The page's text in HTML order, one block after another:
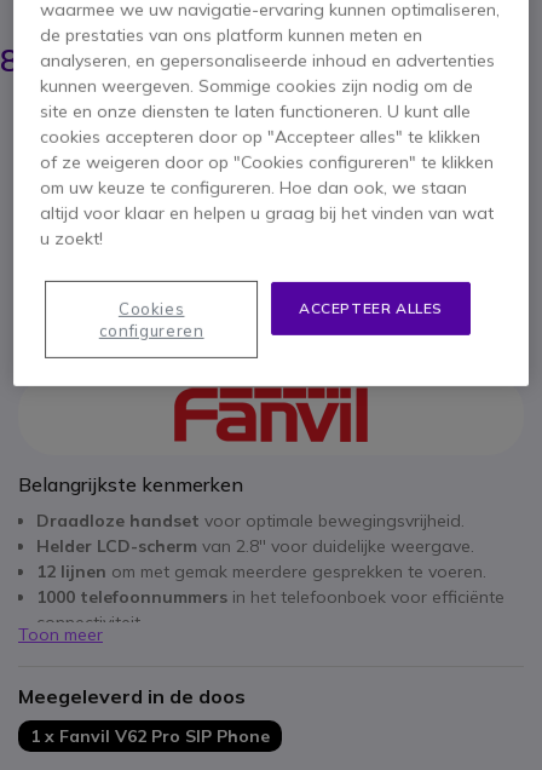
109,95 €
83,95 € ex. BTW- 101,58 € incl. BTW
Aantal
IN WINKELWAGEN
OFFERTE BINNEN 4 UUR
Niet op voorraad
Fabrieksgarantie
Belangrijkste kenmerken
Draadloze handset voor optimale bewegingsvrijheid.
Helder LCD-scherm van 2.8'' voor duidelijke weergave.
12 lijnen om met gemak meerdere gesprekken te voeren.
1000 telefoonnummers in het telefoonboek voor efficiënte
connectiviteit.
Compatibiliteit met SIP-info
Toon meer
Meegeleverd in de doos
1 x Fanvil V62 Pro SIP Phone
waarmee we uw navigatie-ervaring kunnen optimaliseren,
de prestaties van ons platform kunnen meten en
analyseren, en gepersonaliseerde inhoud en advertenties
kunnen weergeven. Sommige cookies zijn nodig om de
site en onze diensten te laten functioneren. U kunt alle
cookies accepteren door op "Accepteer alles" te klikken
of ze weigeren door op "Cookies configureren" te klikken
om uw keuze te configureren. Hoe dan ook, we staan
altijd voor klaar en helpen u graag bij het vinden van wat
u zoekt!
ACCEPTEER ALLES
Cookies
configureren